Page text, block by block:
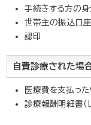
手続きする方の身
世帯主の振込口
認印
自費診療された場
医療費を支払った
診療報酬明細書（